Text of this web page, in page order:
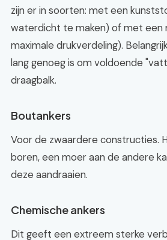
zijn er in soorten: met een
waterdicht te maken) of met een
maximale drukverdeling).
lang genoeg is om voldoende
draagbalk.
Boutankers
Voor de zwaardere constructies.
boren, een moer aan de andere
deze aandraaien.
Chemische ankers
Dit geeft een extreem sterke